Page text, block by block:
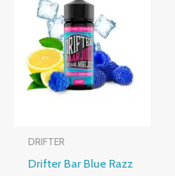
DRIFTER
Drifter Bar Blue Razz